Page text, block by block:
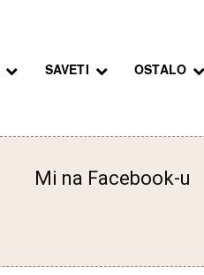
SAVETI OSTALO
Mi na Facebook-u